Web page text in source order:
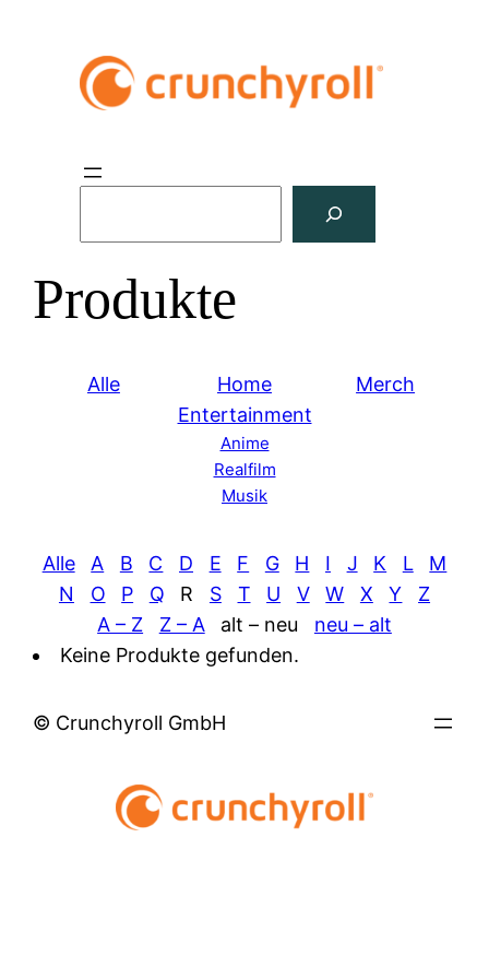
h
e
Produkte
Alle
Home
Entertainment
Anime
Realfilm
Musik
Merch
Alle A B C D E F G H I J K L
M
N
O P Q R S T U V W X Y
Z
A – Z
Z – A alt – neu
neu – alt
Keine Produkte gefunden.
© Crunchyroll GmbH